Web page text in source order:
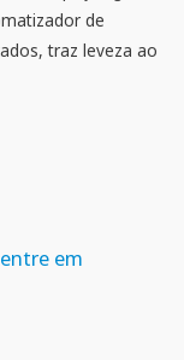
de
traz leveza ao
em